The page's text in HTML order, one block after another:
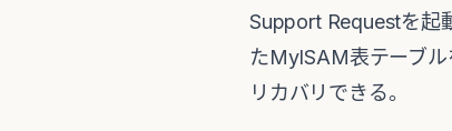
Support Requestを起
たMyISAM表テーブ
リカバリできる。